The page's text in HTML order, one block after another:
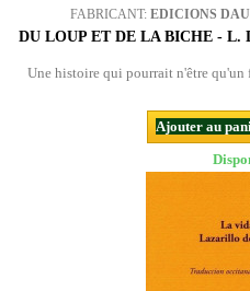
FABRICANT: EDICIONS
DU LOUP ET DE LA BICHE - L.
Une histoire qui pourrait n'être
Ajouter au